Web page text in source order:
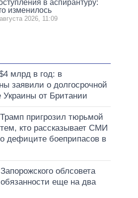
в аспирантуру:
изменилось
2026, 11:09
млрд в год: в
заявили о долгосрочной
Украины от Британии
Трамп пригрозил тюрьмой
тем, кто рассказывает СМИ
о дефиците боеприпасов в
облсовета
еще на два